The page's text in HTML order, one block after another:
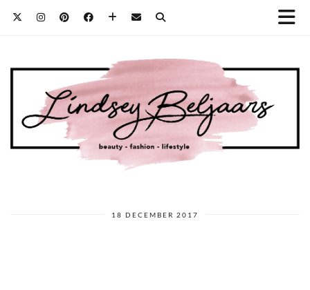
18 DECEMBER 2017